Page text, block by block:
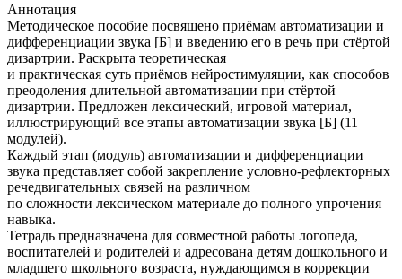
Аннотация
Методическое пособие посвящено приёмам автоматизации и
дифференциации звука [Б] и введению его в речь при стёртой
дизартрии. Раскрыта теоретическая
и практическая суть приёмов нейростимуляции, как способов
преодоления длительной автоматизации при стёртой
дизартрии. Предложен лексический, игровой материал,
иллюстрирующий все этапы автоматизации звука [Б] (11
модулей).
Каждый этап (модуль) автоматизации и дифференциации
звука представляет собой закрепление условно-рефлекторных
речедвигательных связей на различном
по сложности лексическом материале до полного упрочения
навыка.
Тетрадь предназначена для совместной работы логопеда,
воспитателей и родителей и адресована детям дошкольного и
младшего школьного возраста, нуждающимся в коррекции